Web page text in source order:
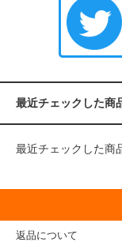
最近チェックした商
最近チェックした商
返品について